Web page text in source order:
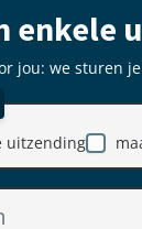
enkele
jou: we sturen
uitzending